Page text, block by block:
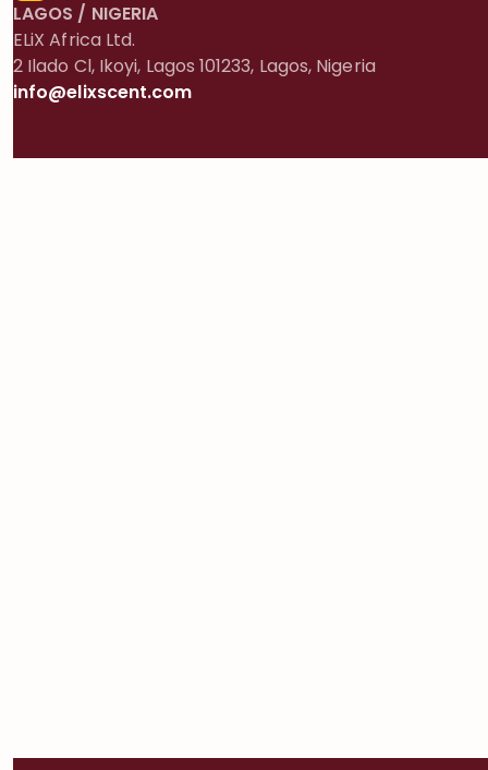
LAGOS / NIGERIA
ELiX Africa Ltd.
2 Ilado Cl, Ikoyi, Lagos 101233, Lagos, Nigeria
info@elixscent.com